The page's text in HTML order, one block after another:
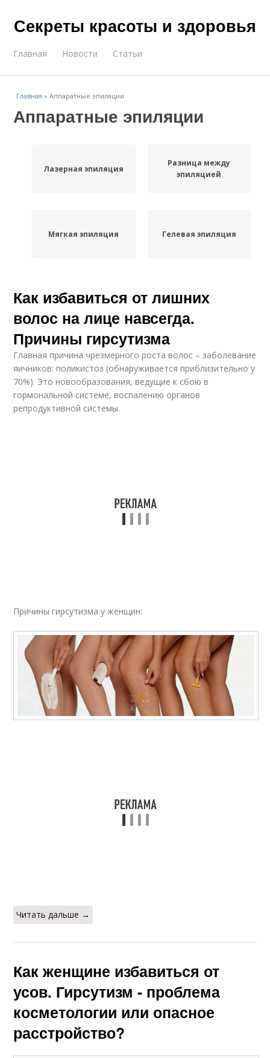
Секреты красоты и здоровья
Главная Новости Статьи
Главная »Аппаратные эпиляции
Аппаратные эпиляции
Лазерная эпиляция
Разница между
эпиляцией
Мягкая эпиляция Гелевая эпиляция
Как избавиться от лишних
волос на лице навсегда.
Причины гирсутизма
Главная причина чрезмерного роста волос – заболевание
яичников: поликистоз (обнаруживается приблизительно у
70%). Это новообразования, ведущие к сбою в
гормональной системе, воспалению органов
репродуктивной системы.
Причины гирсутизма у женщин:
Читать дальше →
Как женщине избавиться от
усов. Гирсутизм - проблема
косметологии или опасное
расстройство?